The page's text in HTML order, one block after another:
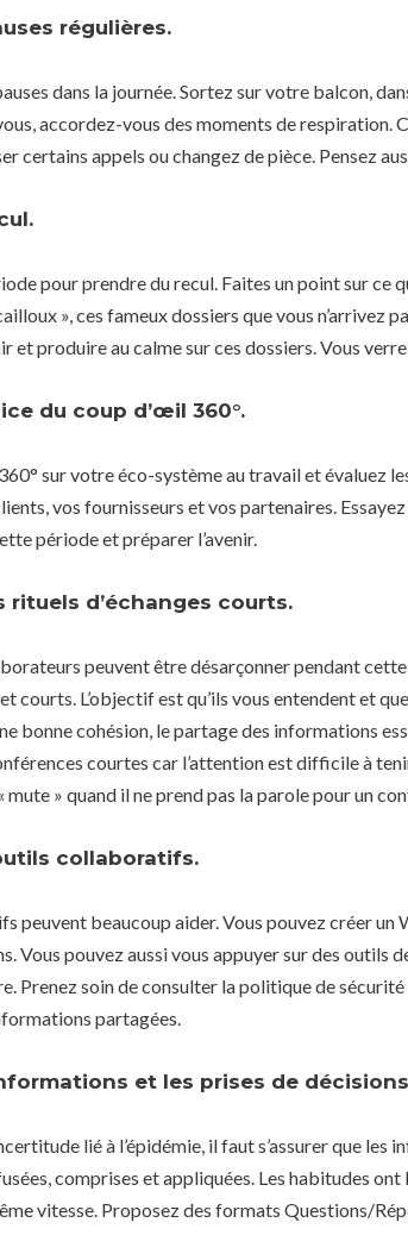
régulières.
dans la journée. Sortez sur votre balcon,
accordez-vous des moments de respiration.
certains appels ou changez de pièce. Pensez
pour prendre du recul. Faites un point sur
», ces fameux dossiers que vous n’arrivez
et produire au calme sur ces dossiers. Vous
du coup d’œil 360°.
sur votre éco-système au travail et évaluez
vos fournisseurs et vos partenaires.
période et préparer l’avenir.
rituels d’échanges courts.
peuvent être désarçonner pendant
courts. L’objectif est qu’ils vous entendent et
bonne cohésion, le partage des informations
courtes car l’attention est difficile à
mute » quand il ne prend pas la parole pour un
collaboratifs.
peuvent beaucoup aider. Vous pouvez créer
Vous pouvez aussi vous appuyer sur des outils
Prenez soin de consulter la politique de
partagées.
et les prises de
lié à l’épidémie, il faut s’assurer que
comprises et appliquées. Les habitudes ont
vitesse. Proposez des formats Questions/